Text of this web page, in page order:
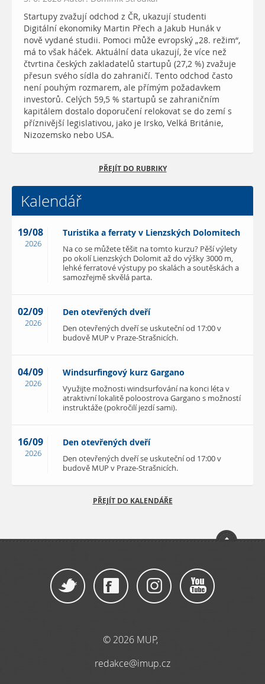
Startupy zvažují odchod z ČR, ukazují studenti
Digitální ekonomiky Martin Přech a Jakub Hunák v
nově vydané studii. Pomoci může evropský „28. režim“,
má to však háček. Aktuální data ukazují, že více než
čtvrtina českých zakladatelů startupů (27,2 %) zvažuje
přesun svého sídla do zahraničí. Tento odchod často
není pouhým rozmarem, ale přímým požadavkem
investorů. Celých 59,5 % startupů se zahraničním
kapitálem dostalo doporučení relokovat se do zemí s
příznivější legislativou, jako je Irsko, Velká Británie,
Nizozemsko nebo USA.
PŘEJÍT DO RUBRIKY
Kalendář
19/08
2026
Turistika a ferraty v Lienzských Dolomitech
Na co se můžete těšit na tomto kurzu? Pěší výlety
po okolí Lienzských Dolomit až do výšky 3000 m,
lehké ferratové výstupy po skalách a soutěskách a
samozřejmě skvělá parta.
02/09
2026
Den otevřených dveří
Den otevřených dveří se uskuteční od 17:00 v
budově MUP v Praze-Strašnicích.
04/09
2026
Windsurfingový kurz Gargano
Využijte možnosti windsurfování na konci léta v
atraktivní lokalitě poloostrova Gargano s možností
instruktáže (pokročilí jezdí sami).
16/09
2026
Den otevřených dveří
Den otevřených dveří se uskuteční od 17:00 v
budově MUP v Praze-Strašnicích.
PŘEJÍT DO KALENDÁŘE
© 2026 MUP,
redakce@imup.cz